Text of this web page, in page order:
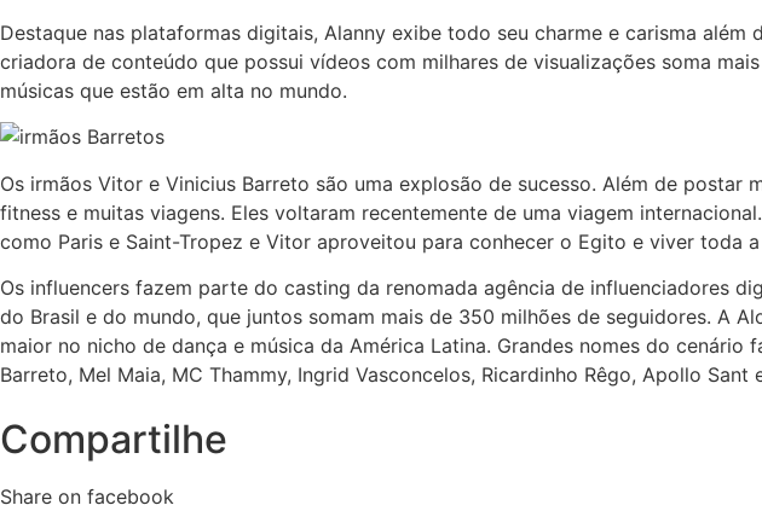
Destaque nas plataformas digitais, Alanny exibe todo seu charme e carisma
criadora de conteúdo que possui vídeos com milhares de visualizações soma
músicas que estão em alta no mundo.
Os irmãos Vitor e Vinicius Barreto são uma explosão de sucesso. Além de
fitness e muitas viagens. Eles voltaram recentemente de uma viagem
como Paris e Saint-Tropez e Vitor aproveitou para conhecer o Egito e viver toda
Os influencers fazem parte do casting da renomada agência de influenciadores
do Brasil e do mundo, que juntos somam mais de 350 milhões de seguidores. A
maior no nicho de dança e música da América Latina. Grandes nomes do
Barreto, Mel Maia, MC Thammy, Ingrid Vasconcelos, Ricardinho Rêgo, Apollo
Compartilhe
Share on facebook